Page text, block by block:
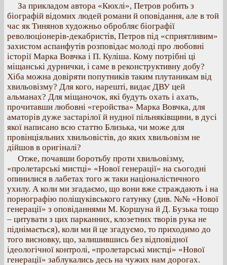
За прикладом автора «Кюхлі», Петров робить з
біографій відомих людей романи й оповідання, але в той
час як Тинянов художньо обробляє біографії
революціонерів-декабристів, Петров під «сприятливим»
захистом аспанфутів розповідає молоді про любовні
історії Марка Вовчка і П. Куліша. Кому потрібні ці
міщанські дурнички, і саме в реконструктивну добу?
Хіба можна довіряти попутників таким плутаникам від
хвильовізму? Для кого, нарешті, видає ДВУ цей
альманах? Для міщаночок, які будуть охать і ахать,
прочитавши любовні «геройства» Марка Вовчка, для
аматорів дуже застарілої й нудної пільняківщини, в дусі
якої написано всю статтю Близька, чи може для
провінціяльних хвильовістів, до яких хвильовізм не
дійшов в оригіналі?
Отже, почавши боротьбу проти хвильовізму,
«пролетарські мистці» «Нової генерації» на сьогодні
опинилися в лабетах того ж таки націоналістичного
ухилу. А коли ми згадаємо, що вони вже страждають і на
порнографію поліщуківського гатунку (див. №№ «Нової
генерації» з оповіданнями М. Коршуна й Д. Бузька тощо
– цитувати з цих парканних, клозетних творів рука не
піднімається), коли ми й це згадуємо, то приходимо до
того висновку, що, залишившись без відповідної
ідеологічної контролі, «пролетарські мистці» «Нової
генерації» заблукались десь на чужих нам дорогах.